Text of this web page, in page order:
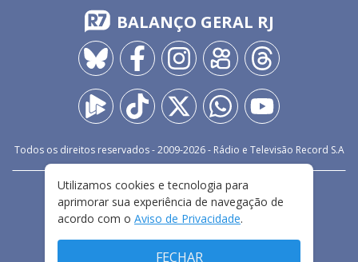
BALANÇO GERAL RJ
Todos os direitos reservados - 2009-2026- Rádio e Televisão Record S.A
FALE CONOSCO
PRIVACIDADE
TERMOS E CONDIÇÕES DE USO
Utilizamos cookies e tecnologia para
aprimorar sua experiência de navegação de
acordo com o Aviso de Privacidade.
FECHAR